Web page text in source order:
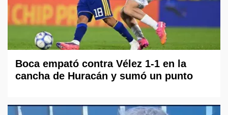
Boca empató contra Vélez 1-1 en la
cancha de Huracán y sumó un punto